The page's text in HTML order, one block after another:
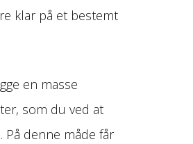
klar på et bestemt
en masse
som du ved at
På denne måde får